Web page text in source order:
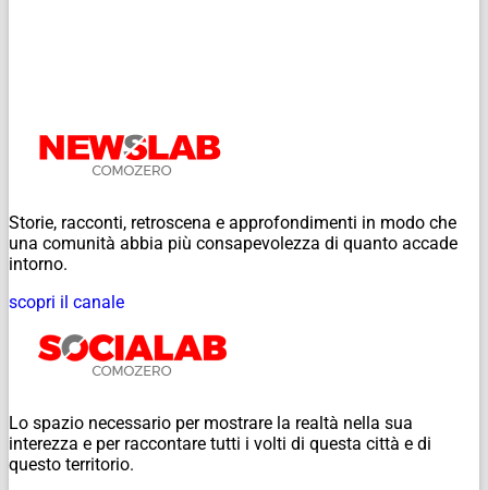
Storie, racconti, retroscena e approfondimenti in modo che
una comunità abbia più consapevolezza di quanto accade
intorno.
scopri il canale
Lo spazio necessario per mostrare la realtà nella sua
interezza e per raccontare tutti i volti di questa città e di
questo territorio.